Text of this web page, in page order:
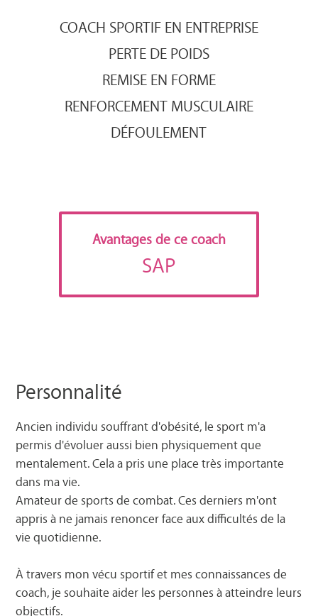
COACH SPORTIF EN ENTREPRISE
PERTE DE POIDS
REMISE EN FORME
RENFORCEMENT MUSCULAIRE
DÉFOULEMENT
Avantages de ce coach
SAP
Personnalité
Ancien individu souffrant d'obésité, le sport m'a
permis d'évoluer aussi bien physiquement que
mentalement. Cela a pris une place très importante
dans ma vie.
Amateur de sports de combat. Ces derniers m'ont
appris à ne jamais renoncer face aux difficultés de la
vie quotidienne.
À travers mon vécu sportif et mes connaissances de
coach, je souhaite aider les personnes à atteindre leurs
objectifs.